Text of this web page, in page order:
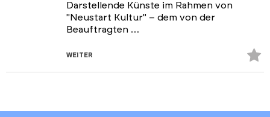
Darstellende Künste im Rahmen von
"Neustart Kultur" – dem von der
Beauftragten …
WEITER